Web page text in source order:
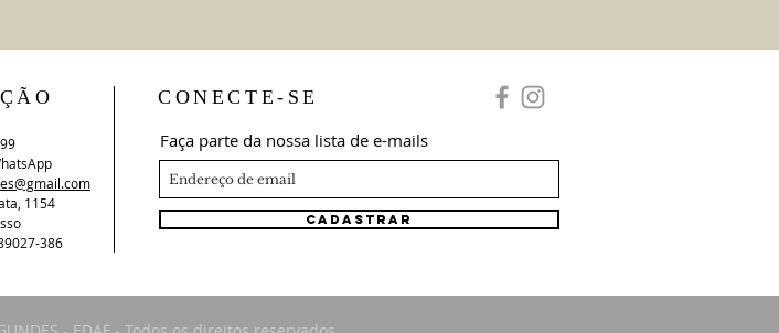
1154
386
CONECTE-SE
Cadastrar
Faça parte da nossa lista de e-mails